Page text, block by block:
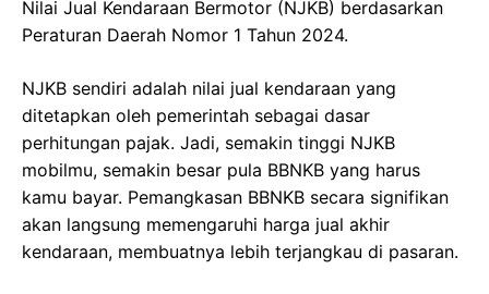
Nilai Jual Kendaraan Bermotor (NJKB) berdasarkan
Peraturan Daerah Nomor 1 Tahun 2024.
NJKB sendiri adalah nilai jual kendaraan yang
ditetapkan oleh pemerintah sebagai dasar
perhitungan pajak. Jadi, semakin tinggi NJKB
mobilmu, semakin besar pula BBNKB yang harus
kamu bayar. Pemangkasan BBNKB secara signifikan
akan langsung memengaruhi harga jual akhir
kendaraan, membuatnya lebih terjangkau di pasaran.